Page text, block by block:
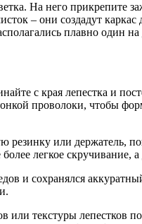
На него прикрепите
– они создадут
плавно один
с края лепестка и
проволоки, чтобы
резинку или держатель,
легкое скручивание,
и сохранялся
или текстуры лепестков